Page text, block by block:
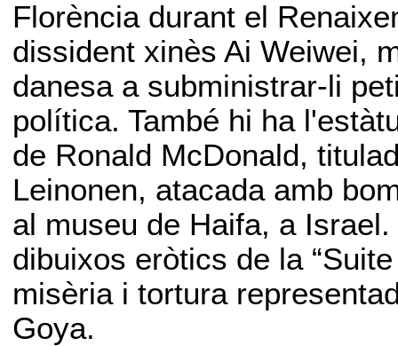
Florència durant el
dissident xinès Ai Weiwei,
danesa a subministrar-li
política. També hi ha
de Ronald McDonald,
Leinonen, atacada amb
al museu de Haifa, a
dibuixos eròtics de la
misèria i tortura
Goya.